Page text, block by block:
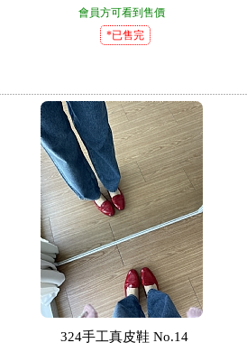
會員方可看到售價
*已售完
324手工真皮鞋 No.14